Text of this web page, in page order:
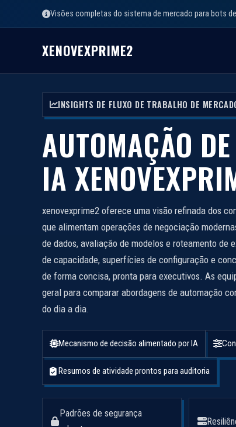
Visões completas do sistema de mercado para bots
XENOVEXPRIME2
INSIGHTS DE FLUXO DE TRABALHO DE
AUTOMAÇÃO
IA
xenovexprime2 oferece uma visão refinada dos
que alimentam operações de negociação
de dados, avaliação de modelos e roteamento de
de capacidade, superfícies de configuração e
de forma concisa, pronta para executivos. As
geral para comparar abordagens de automação
do dia a dia.
Mecanismo de decisão alimentado por IA
Resumos de atividade prontos para auditoria
Padrões de segurança